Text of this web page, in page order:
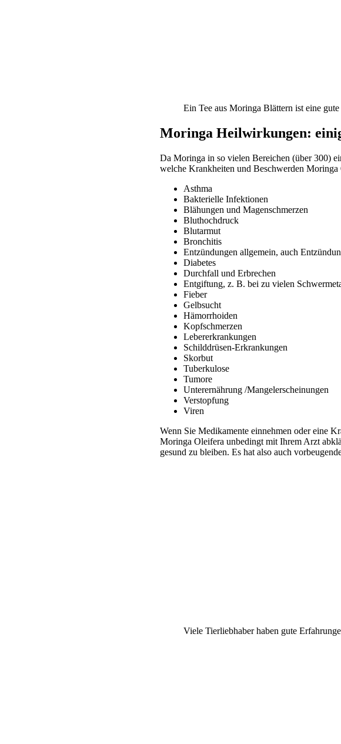
Ein Tee aus Moringa Blättern ist eine gute
Moringa Heilwirkungen:
Da Moringa in so vielen Bereichen (über 300)
welche Krankheiten und Beschwerden
Asthma
Bakterielle Infektionen
Blähungen und Magenschmerzen
Bluthochdruck
Blutarmut
Bronchitis
Entzündungen allgemein, auch
Diabetes
Durchfall und Erbrechen
Entgiftung, z. B. bei zu vielen
Fieber
Gelbsucht
Hämorrhoiden
Kopfschmerzen
Lebererkrankungen
Schilddrüsen-Erkrankungen
Skorbut
Tuberkulose
Tumore
Unterernährung /Mangelerscheinungen
Verstopfung
Viren
Wenn Sie Medikamente einnehmen oder eine
Moringa Oleifera unbedingt mit Ihrem Arzt
gesund zu bleiben. Es hat also auch
Viele Tierliebhaber haben gute